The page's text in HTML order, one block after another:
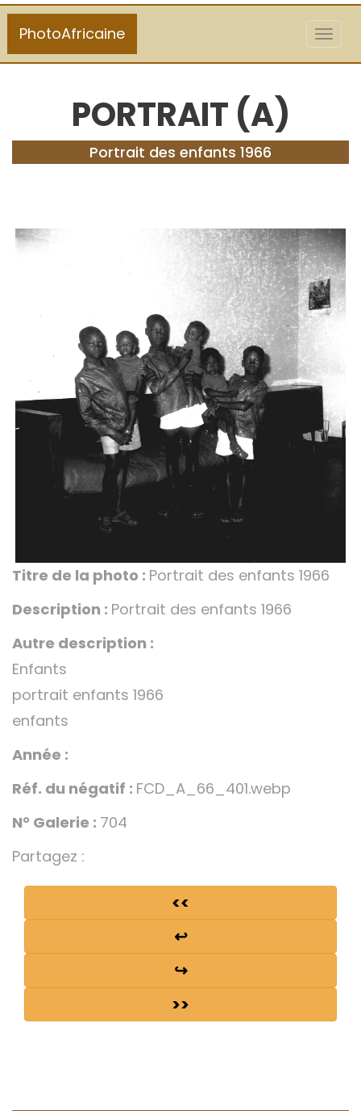
PhotoAfricaine
PORTRAIT (A)
Portrait des enfants 1966
Titre de la photo : Portrait des enfants 1966
Description : Portrait des enfants 1966
Autre description :
Enfants
portrait enfants 1966
enfants
Année :
Réf. du négatif : FCD_A_66_401.webp
N° Galerie : 704
Partagez :
<<
↩
↪
>>